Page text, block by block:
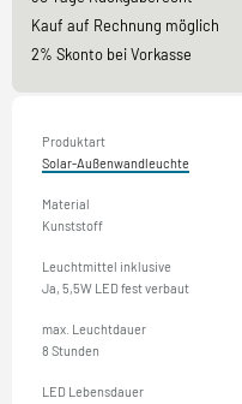
Kauf auf Rechnung möglich
2% Skonto bei Vorkasse
Produktart
Solar-Außenwandleuchte
Material
Kunststoff
Leuchtmittel inklusive
Ja, 5,5W LED fest verbaut
max. Leuchtdauer
8 Stunden
LED Lebensdauer